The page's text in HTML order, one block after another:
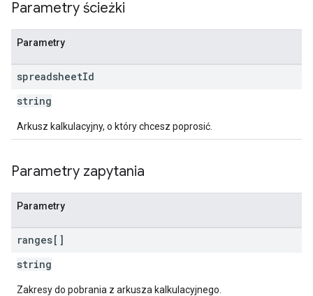
Parametry ścieżki
Parametry
spreadsheetId
string
Arkusz kalkulacyjny, o który chcesz poprosić.
Parametry zapytania
Parametry
ranges[]
string
Zakresy do pobrania z arkusza kalkulacyjnego.